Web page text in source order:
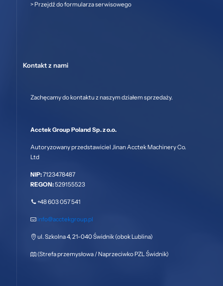
> Przejdź do formularza serwisowego
Kontakt z nami
Zachęcamy do kontaktu z naszym działem sprzedaży.
Acctek Group Poland Sp. z o.o.
Autoryzowany przedstawiciel Jinan Acctek Machinery Co.
Ltd
NIP:7123478487
REGON:529155523
+48 603 057 541
info@acctekgroup.pl
ul. Szkolna 4, 21-040 Świdnik (obok Lublina)
(Strefa przemysłowa / Naprzeciwko PZL Świdnik)